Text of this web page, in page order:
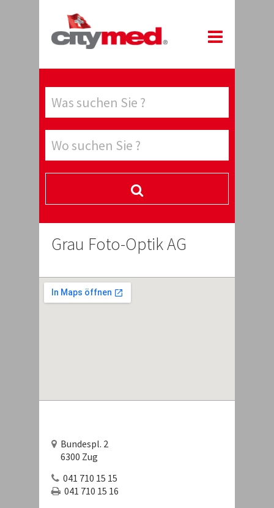
Grau Foto-Optik AG
Bundespl. 2
6300 Zug
041 710 15 15
041 710 15 16